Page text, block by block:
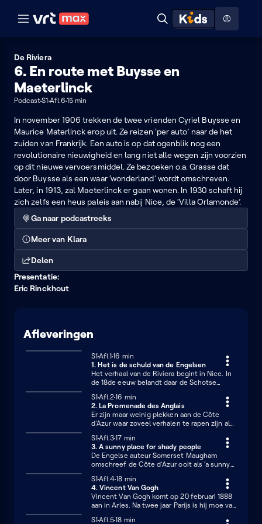
Naar hoofdinhoud Naar audiodescriptie Naar help
Zoeken
ontdekken
De Riviera
6. En route met Buysse en
Maeterlinck
PodcastS1Afl.6 15 min
In november 1906 trekken de twee vrienden Cyriel Buysse en
Maurice Materlinck erop uit. Ze reizen ‘per auto’ naar de het
zuiden van Frankrijk. Een auto is op dat ogenblik nog een
revolutionaire nieuwigheid en lang niet alle wegen zijn voorzien
op dit nieuwe vervoersmiddel. Ze bezoeken o.a. Grasse dat
door Buysse als een waar ‘wonderland’ wordt omschreven.
Later, in 1913, zal Maeterlinck er gaan wonen. In 1930 schaft hij
zich zelfs een heus paleis aan nabij Nice, de ‘Villa Orlamonde’.
Ga naar podcastreeks
Meer van Klara
Delen
Presentatie:
Eric Rinckhout
Afleveringen
Seizoen 1
S1Afl.116 minuten
16 min
1. Het is de schuld van de Engelsen
Het verhaal van de Riviera begint in Nice. In
de 18de eeuw belandt daar de Schotse
reisverslag ‘Travels Through France and Italy’
maakt hij melding van het milde klimaat dat
volgens hem uitermate geschikt zou zijn om
te genezen van allerlei kwalen. In zijn
voetspoor zullen de volgende decennia nog
vele Engelsen volgen. Het is het prille begin
van het massatoerisme.
Seizoen 1
S1Afl.216 minuten
16 min
2. La Promenade des Anglais
Er zijn maar weinig plekken aan de Côte
d’Azur waar zoveel verhalen te rapen zijn als
Scott Fitzgerald vindt er de inspiratie voor
zijn roman ‘Tender is the Night’, Isadora
Duncan komt er op tragische wijze om het
leven, en zelfs de schilder Edward Munch
beleeft er gloedvol moment dat bepalend
zal zijn voor de rest van carrière.
Seizoen 1
S1Afl.317 minuten
17 min
3. A sunny place for shady people
De Engelse auteur Somerset Maugham
omschreef de Côte d’Azur ooit als ‘a sunny
sprak want zijn ‘Villa La Mauresque’ in Cap
Ferrat had ooit nog toebehoord aan Koning
Leopold II. Een andere schimmige figuur die
graag aan de Riviera verbleef was de
meesterdief Dante Spada. Zijn
Seizoen 1
S1Afl.418 minuten
18 min
4. Vincent Van Gogh
Vincent Van Gogh komt op 20 februari 1888
aan in Arles. Na twee jaar Parijs is hij moe van
Seizoen 1
S1Afl.518 minuten
18 min